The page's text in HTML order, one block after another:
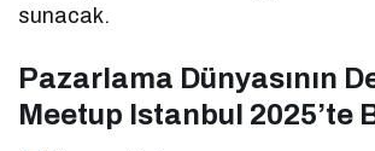
sunacak.
Pazarlama Dünyasının
Meetup Istanbul 2025’te